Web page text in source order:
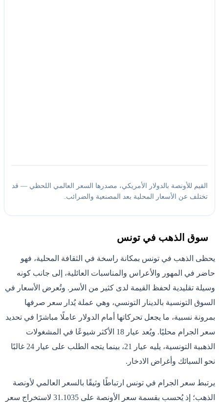
القيم للأونصة بالدولار الأمريكي، مصدرها السعر العالمي اللحظي — قد
تختلف عن الأسعار المحلية بعد المصنعية والضرائب.
سوق الذهب في تونس
يحظى الذهب في تونس بمكانة راسخة في الثقافة المحلية، فهو
حاضر في المهور والأعراس والمناسبات العائلية، إلى جانب كونه
وسيلة تقليدية لحفظ القيمة لدى كثير من الأسر. وتُعرض الأسعار في
السوق التونسية بالدينار التونسي، وهي عملة يُدار سعر صرفها
بمرونة نسبية، ما يجعل تحركاتها أمام الدولار عاملًا مباشرًا في تحديد
سعر الجرام محليًا. ويُعد عيار 18 الأكثر شيوعًا في المشغولات
الذهبية التونسية، يليه عيار 21، بينما يتجه الطلب على عيار 24 غالبًا
نحو السبائك وأغراض الادخار.
يرتبط سعر الجرام في تونس ارتباطًا وثيقًا بالسعر العالمي لأونصة
الذهب؛ إذ يُحسب بقسمة سعر الأونصة على 31.1035 لاستخراج سعر